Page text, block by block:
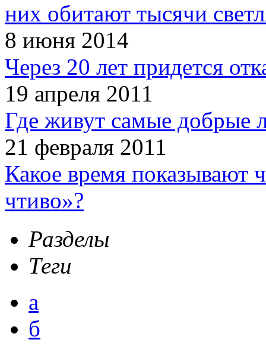
них обитают тысячи
8 июня 2014
Через 20 лет придется
19 апреля 2011
Где живут самые добрые
21 февраля 2011
Какое время показывают
чтиво»?
Разделы
Теги
а
б